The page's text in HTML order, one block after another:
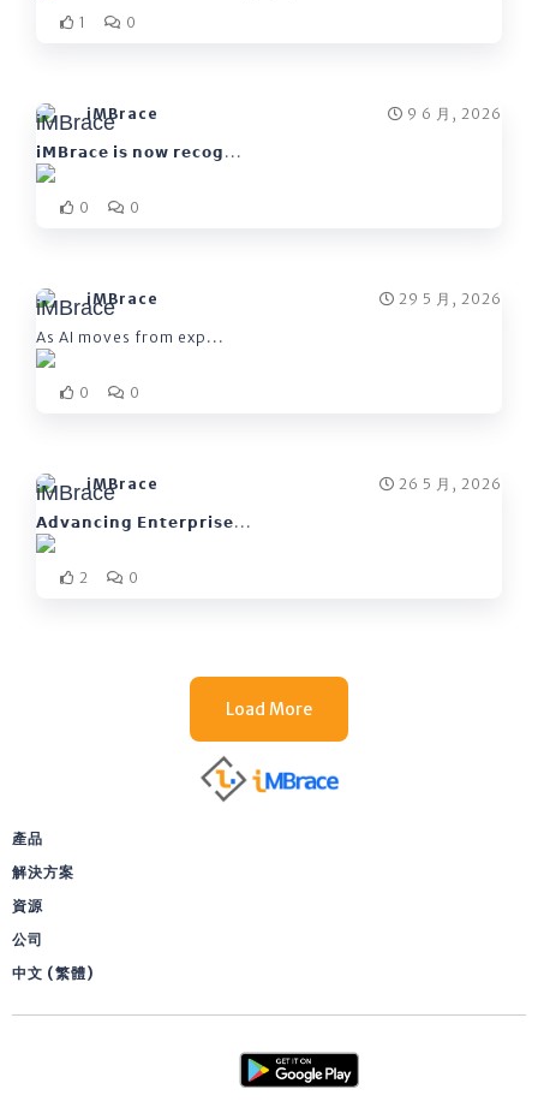
1 0
iMBrace 9 6 月, 2026
𝗶𝗠𝗕𝗿𝗮𝗰𝗲 𝗶𝘀 𝗻𝗼𝘄 𝗿𝗲𝗰𝗼𝗴...
0 0
iMBrace 29 5 月, 2026
As AI moves from exp...
0 0
iMBrace 26 5 月, 2026
𝗔𝗱𝘃𝗮𝗻𝗰𝗶𝗻𝗴 𝗘𝗻𝘁𝗲𝗿𝗽𝗿𝗶𝘀𝗲...
2 0
Load More
產品
解決方案
資源
公司
中文 (繁體)